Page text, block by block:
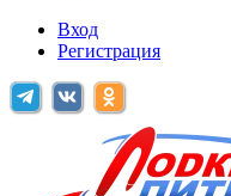
Вход
Регистрация